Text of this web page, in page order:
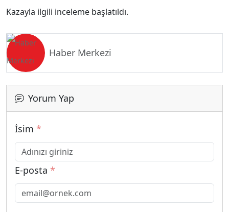
Kazayla ilgili inceleme başlatıldı.
Haber Merkezi
Yorum Yap
İsim *
E-posta *